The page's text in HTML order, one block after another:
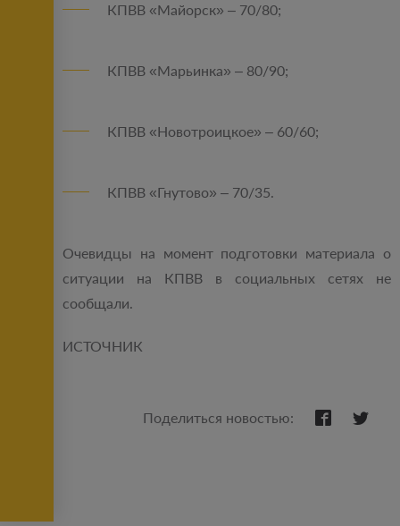
КПВВ «Майорск» – 70/80;
КПВВ «Марьинка» – 80/90;
КПВВ «Новотроицкое» – 60/60;
КПВВ «Гнутово» – 70/35.
Очевидцы на момент подготовки материала о
ситуации на КПВВ в социальных сетях не
сообщали.
ИСТОЧНИК
Поделиться новостью: